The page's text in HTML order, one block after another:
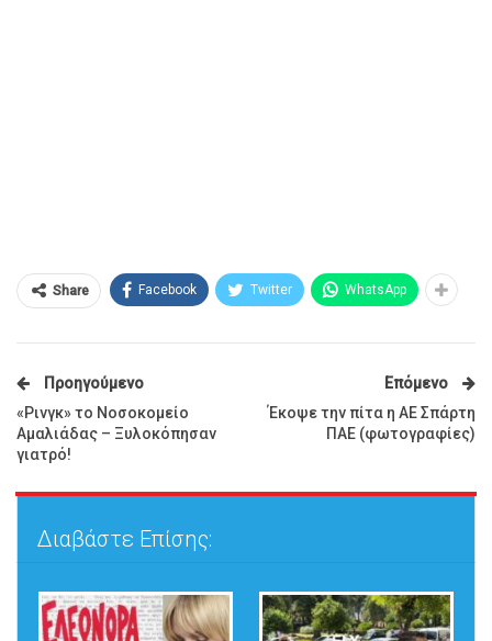
Share Facebook Twitter WhatsApp
Προηγούμενο
«Ρινγκ» το Νοσοκομείο
Αμαλιάδας – Ξυλοκόπησαν
γιατρό!
Επόμενο
Έκοψε την πίτα η ΑΕ Σπάρτη
ΠΑΕ (φωτογραφίες)
Διαβάστε Επίσης: